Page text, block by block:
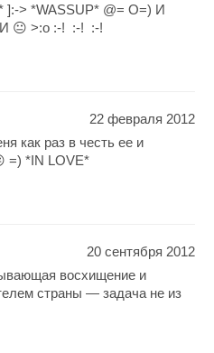
]:-> *WASSUP* @= O=) И
😐 >:o :-! :-! :-!
22 февраля 2012
как раз в честь ее и
=) *IN LOVE*
20 сентября 2012
восхищение и
страны — задача не из